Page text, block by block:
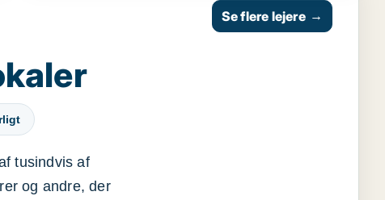
tusindvis af
og andre, der
Se flere lejere →